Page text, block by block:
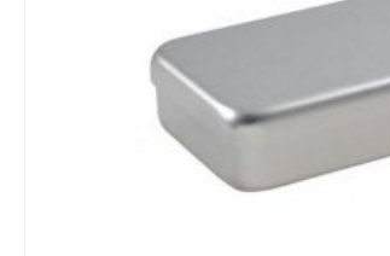
Incontinentiezorg
Injectiemateriaal
Infrastructuur
Instrumenten